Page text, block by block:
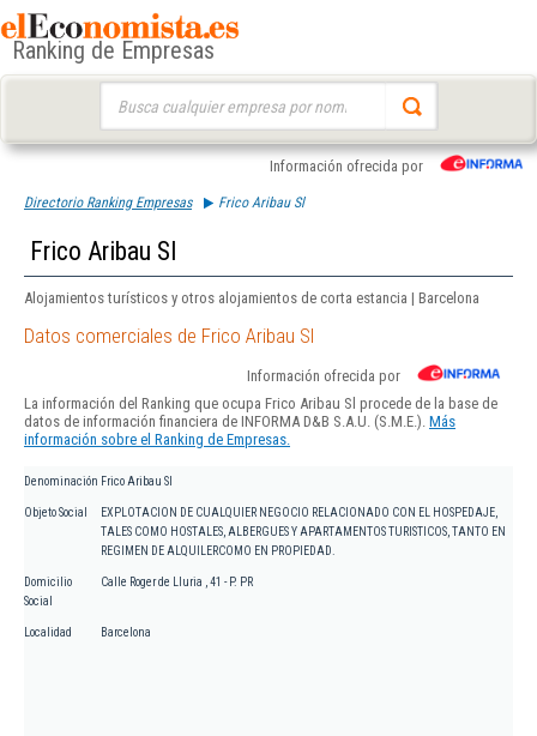
Ranking de Empresas
Información ofrecida por
Directorio Ranking Empresas Frico Aribau Sl
Frico Aribau Sl
Alojamientos turísticos y otros alojamientos de corta estancia | Barcelona
Datos comerciales de Frico Aribau Sl
Información ofrecida por
La información del Ranking que ocupa Frico Aribau Sl procede de la base de
datos de información financiera de INFORMA D&B S.A.U. (S.M.E.). Más
información sobre el Ranking de Empresas.
Denominación Frico Aribau Sl
Objeto Social
EXPLOTACION DE CUALQUIER NEGOCIO RELACIONADO CON EL HOSPEDAJE,
TALES COMO HOSTALES, ALBERGUES Y APARTAMENTOS TURISTICOS, TANTO EN
REGIMEN DE ALQUILERCOMO EN PROPIEDAD.
Domicilio
Social
Calle Roger de Lluria , 41 - P. PR
Localidad Barcelona